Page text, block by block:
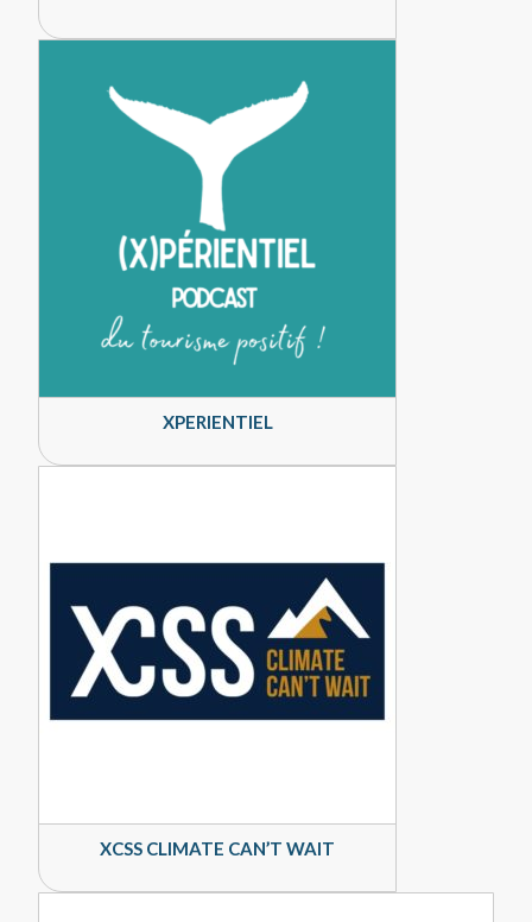
XPERIENTIEL
XCSS CLIMATE CAN’T WAIT